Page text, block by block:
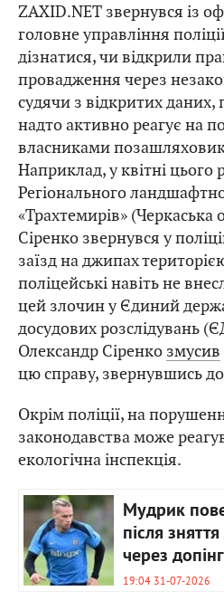
ZAXID.NET звернувся із
головне управління
дізнатися, чи відкрили
провадження через
судячи з відкритих даних,
надто активно реагує на
власниками
Наприклад, у квітні цього
Регіонального
«Трахтемирів» (Черкаська
Сіренко звернувся у
заїзд на джипах
поліцейські навіть не
цей злочин у Єдиний
досудових розслідувань
Олександр Сіренко змусив
цю справу, звернувшись до
Окрім поліції, на
законодавства може
екологічна інспекція.
Мудрик
після
через
19:04 31-07-2026